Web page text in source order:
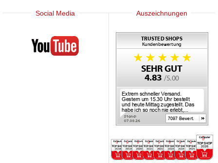
Social Media
Mediherz
Auszeichnungen